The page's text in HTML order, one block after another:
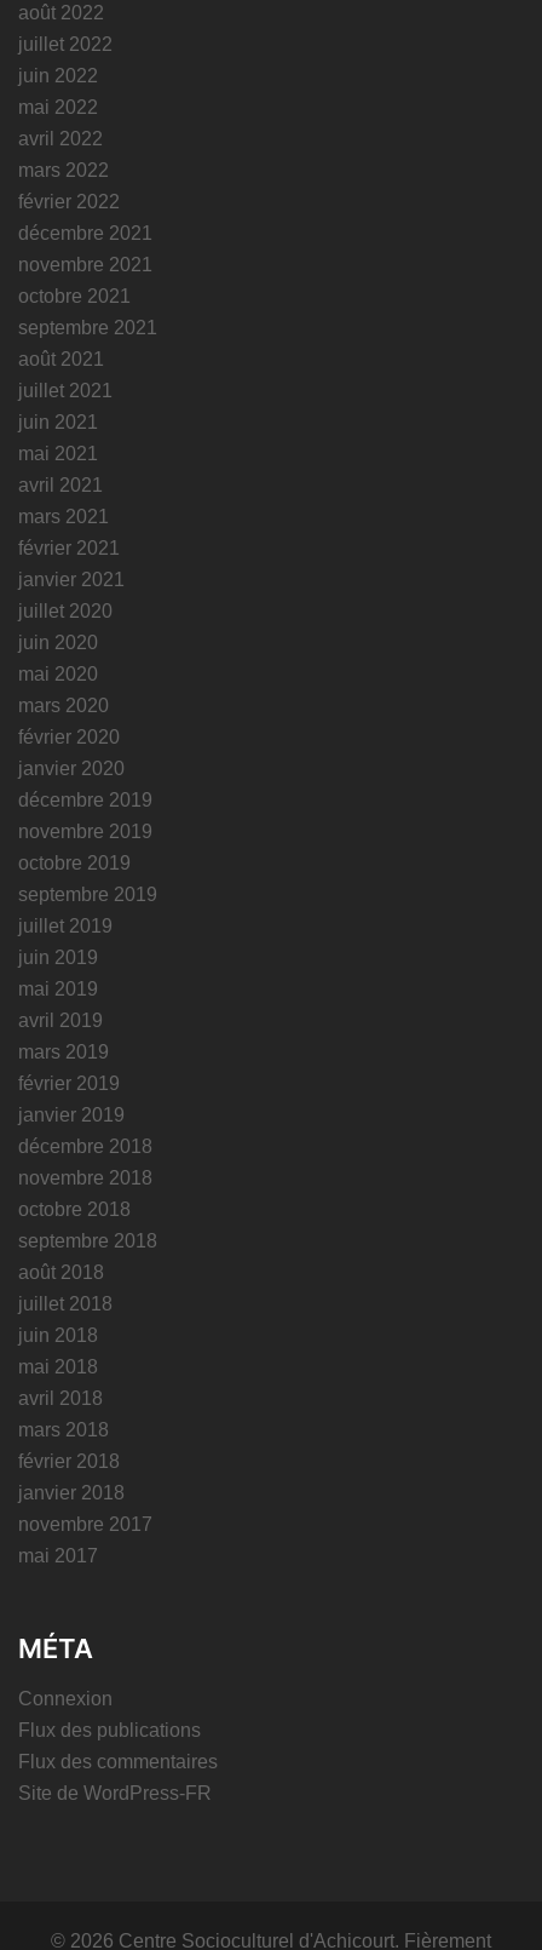
août 2022
juillet 2022
juin 2022
mai 2022
avril 2022
mars 2022
février 2022
décembre 2021
novembre 2021
octobre 2021
septembre 2021
août 2021
juillet 2021
juin 2021
mai 2021
avril 2021
mars 2021
février 2021
janvier 2021
juillet 2020
juin 2020
mai 2020
mars 2020
février 2020
janvier 2020
décembre 2019
novembre 2019
octobre 2019
septembre 2019
juillet 2019
juin 2019
mai 2019
avril 2019
mars 2019
février 2019
janvier 2019
décembre 2018
novembre 2018
octobre 2018
septembre 2018
août 2018
juillet 2018
juin 2018
mai 2018
avril 2018
mars 2018
février 2018
janvier 2018
novembre 2017
mai 2017
MÉTA
Connexion
Flux des publications
Flux des commentaires
Site de WordPress-FR
© 2026 Centre Socioculturel d'Achicourt. Fièrement